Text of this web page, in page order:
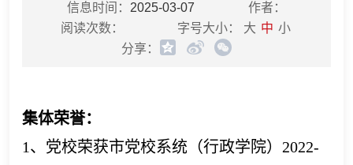
信息时间： 2025-03-07
作者：
阅读次数：
字号大小： 大 中 小
分享：
集体荣誉：
1、党校荣获市党校系统（行政学院）2022-